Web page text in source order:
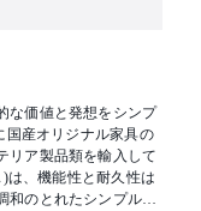
な価値と発想をシンプ
国産オリジナル家具の
リア製品類を輸入して
は、機能性と耐久性は
和のとれたシンプルな